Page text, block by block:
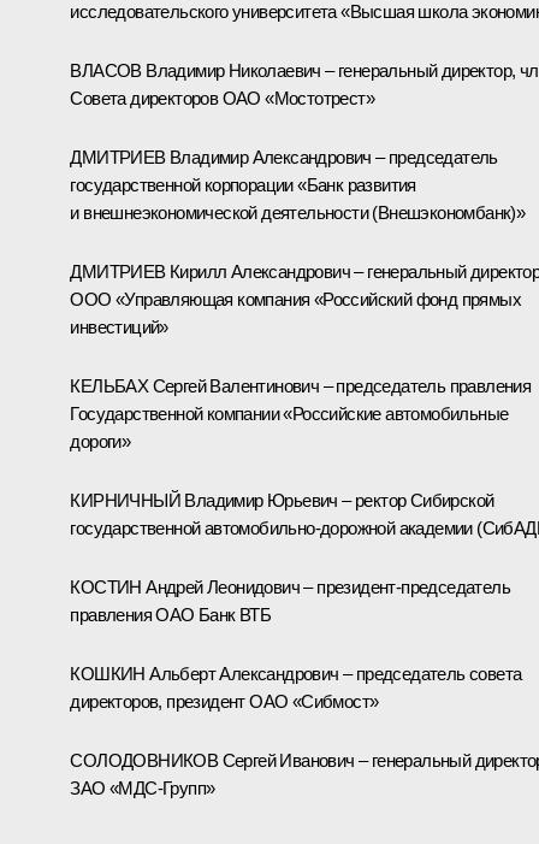
исследовательского университета «Высшая школа
ВЛАСОВ Владимир Николаевич – генеральный директор,
Совета директоров ОАО «Мостотрест»
ДМИТРИЕВ Владимир Александрович – председатель
государственной корпорации «Банк развития
и внешнеэкономической деятельности (Внешэкономбанк)»
ДМИТРИЕВ Кирилл Александрович – генеральный
ООО «Управляющая компания «Российский фонд прямых
инвестиций»
КЕЛЬБАХ Сергей Валентинович – председатель правления
Государственной компании «Российские автомобильные
дороги»
КИРНИЧНЫЙ Владимир Юрьевич – ректор Сибирской
государственной автомобильно-дорожной академии
КОСТИН Андрей Леонидович – президент-председатель
правления ОАО Банк ВТБ
КОШКИН Альберт Александрович – председатель совета
директоров, президент ОАО «Сибмост»
СОЛОДОВНИКОВ Сергей Иванович – генеральный
ЗАО «МДС-Групп»